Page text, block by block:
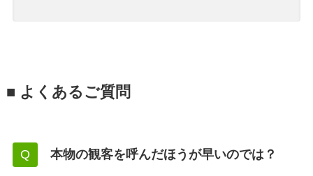
■ よくあるご質問
本物の観客を呼んだほうが早いのでは？